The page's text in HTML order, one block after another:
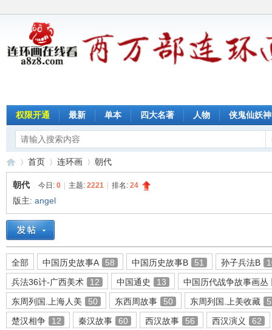
权限开通 最新 单本 四大名著 人物 侠鬼仙妖神
连»
首页
›
连环画
›
朝代
朝代 今日: 0 主题: 2221 排名: 24
版主: angel
全部 中国历史故事A 58 中国历史故事B 51 孙子兵法B
兵法36计-广西美术
12 中国通史 13
中国历代战争故事画丛
东周列国.上海人美
50 东西周故事 50 东周列国.上美收藏
楚汉相争
12 秦汉故事 60 西汉故事 56 西汉演义
62